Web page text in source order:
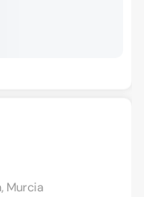
Murcia